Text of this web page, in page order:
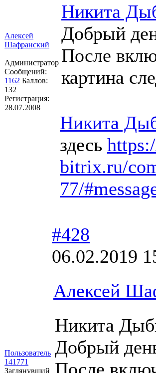
Алексей
Шафранский
Администратор
Сообщений:
1162 Баллов:
132
Регистрация:
28.07.2008
Никита
Добрый
После
картина
Никита
здесь
bitrix.ru/
­77/
Пользователь
141771
Заглянувший
#428
06.02.2019
Алексей
Никита
Добрый